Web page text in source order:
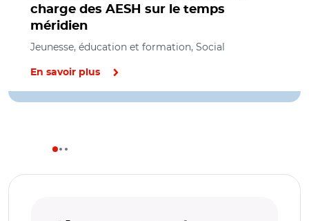
charge des AESH sur le temps
méridien
Jeunesse, éducation et formation, Social
En savoir plus